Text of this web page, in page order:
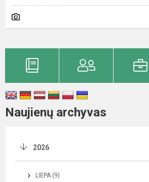
Naujienų archyvas
2026
LIEPA (9)